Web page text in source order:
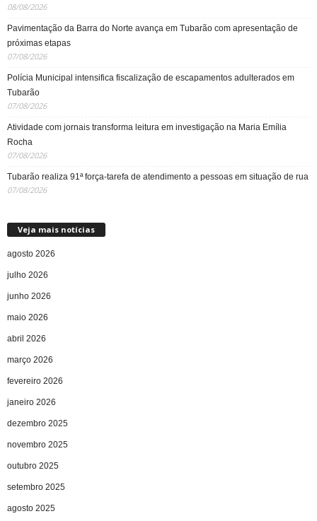
08/08/2026
Pavimentação da Barra do Norte avança em Tubarão com apresentação de
próximas etapas
07/08/2026
Polícia Municipal intensifica fiscalização de escapamentos adulterados em
Tubarão
07/08/2026
Atividade com jornais transforma leitura em investigação na Maria Emília
Rocha
07/08/2026
Tubarão realiza 91ª força-tarefa de atendimento a pessoas em situação de rua
07/08/2026
Veja mais notícias
agosto 2026
julho 2026
junho 2026
maio 2026
abril 2026
março 2026
fevereiro 2026
janeiro 2026
dezembro 2025
novembro 2025
outubro 2025
setembro 2025
agosto 2025